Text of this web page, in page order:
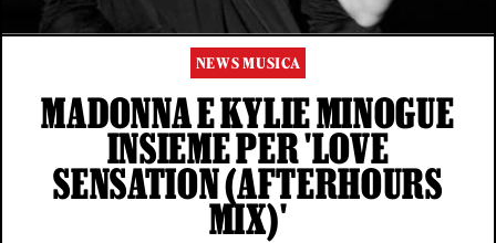
NEWS MUSICA
MADONNA E KYLIE MINOGUE
INSIEME PER 'LOVE
SENSATION (AFTERHOURS
MIX)'